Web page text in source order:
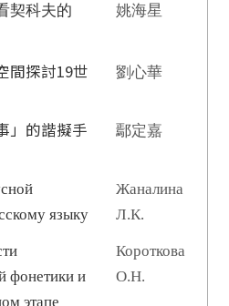
契科夫的
姚海星
間探討19世
劉心華
」的諧擬手
鄢定嘉
языку
Жаналина
Л.К.
фонетики и
этапе
Короткова
О.Н.